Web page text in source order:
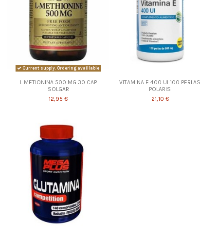
Current supply. Ordering availlable
L METIONINA 500 MG 30 CAP
SOLGAR
12,95 €
VITAMINA E 400 UI 100 PERLAS
POLARIS
21,10 €